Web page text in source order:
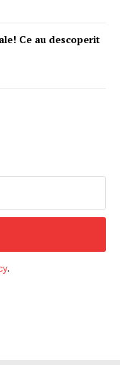
Ce au descoperit
.